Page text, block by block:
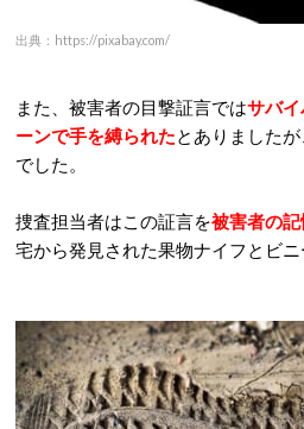
出典：https://pixabay.com/
また、被害者の目撃証言ではサバ
ーンで手を縛られたとありました
でした。
捜査担当者はこの証言を被害者の
宅から発見された果物ナイフとビニ